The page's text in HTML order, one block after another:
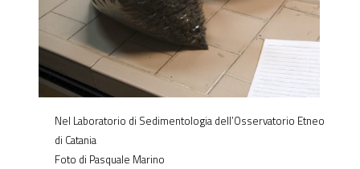
Nel Laboratorio di Sedimentologia dell’Osservatorio Etneo
di Catania
Foto di Pasquale Marino